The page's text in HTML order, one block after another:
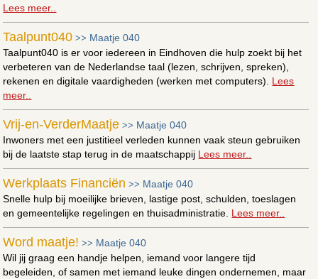
Lees meer..
Taalpunt040 >> Maatje 040
Taalpunt040 is er voor iedereen in Eindhoven die hulp zoekt bij het
verbeteren van de Nederlandse taal (lezen, schrijven, spreken),
rekenen en digitale vaardigheden (werken met computers). Lees
meer..
Vrij-en-VerderMaatje >> Maatje 040
Inwoners met een justitieel verleden kunnen vaak steun gebruiken
bij de laatste stap terug in de maatschappij Lees meer..
Werkplaats Financiën >> Maatje 040
Snelle hulp bij moeilijke brieven, lastige post, schulden, toeslagen
en gemeentelijke regelingen en thuisadministratie. Lees meer..
Word maatje! >> Maatje 040
Wil jij graag een handje helpen, iemand voor langere tijd
begeleiden, of samen met iemand leuke dingen ondernemen, maar